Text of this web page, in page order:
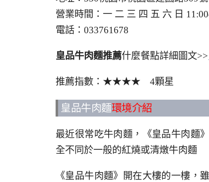
營業時間：一 二 三 四 五 六 日
電話：033761678
皇品牛肉麵推薦什麼餐點詳細圖文>>
推薦指數：★★★★ 4顆星
皇品牛肉麵環境介紹
最近很常吃牛肉麵，《皇品牛肉麵
全不同於一般的紅燒或清燉牛肉麵
《皇品牛肉麵》開在大樓的一樓，